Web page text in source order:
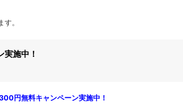
。
施中！
円無料キャンペーン実施中！